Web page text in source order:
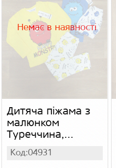
Немає в наявності
Дитяча піжама з
малюнком
Туреччина,
інтерлок
Код:04931